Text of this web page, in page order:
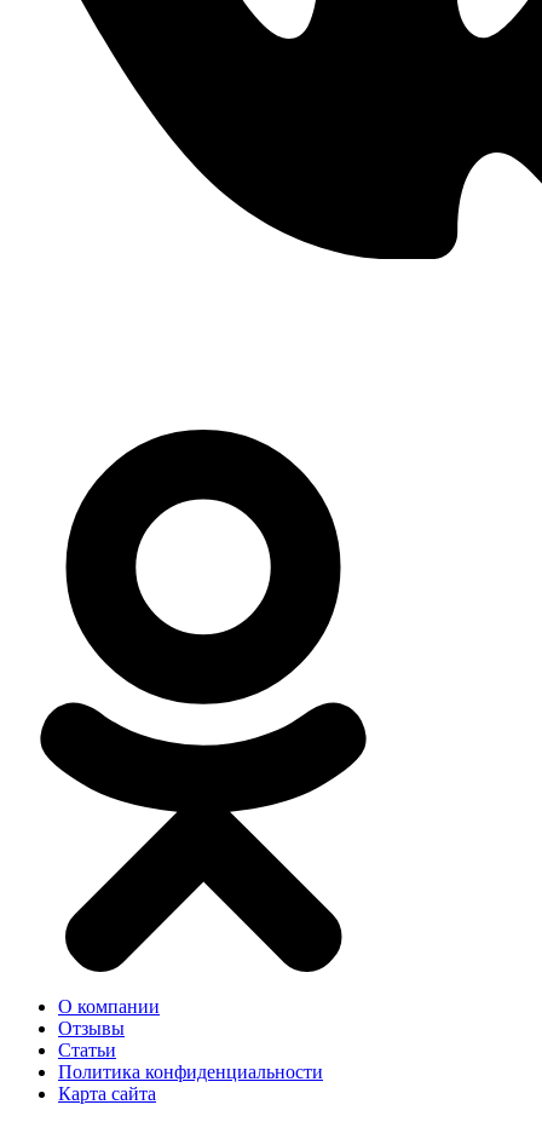
О компании
Отзывы
Статьи
Политика конфиденциальности
Карта сайта